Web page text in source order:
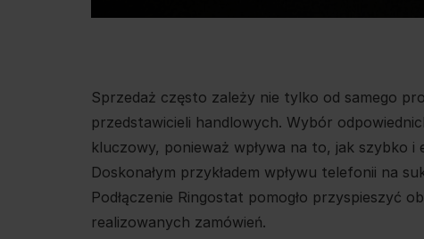
Sprzedaż często zależy nie tylko od samego
przedstawicieli handlowych. Wybór
kluczowy, ponieważ wpływa na to, jak szybko
Doskonałym przykładem wpływu telefonii na
Podłączenie Ringostat pomogło przyspieszyć
realizowanych zamówień.